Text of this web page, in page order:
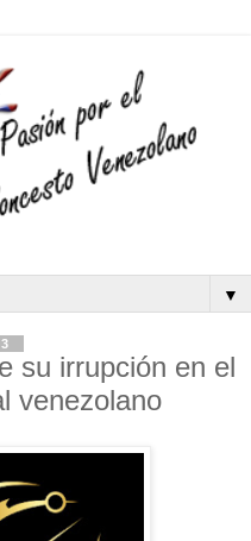
▼
su irrupción en el
venezolano